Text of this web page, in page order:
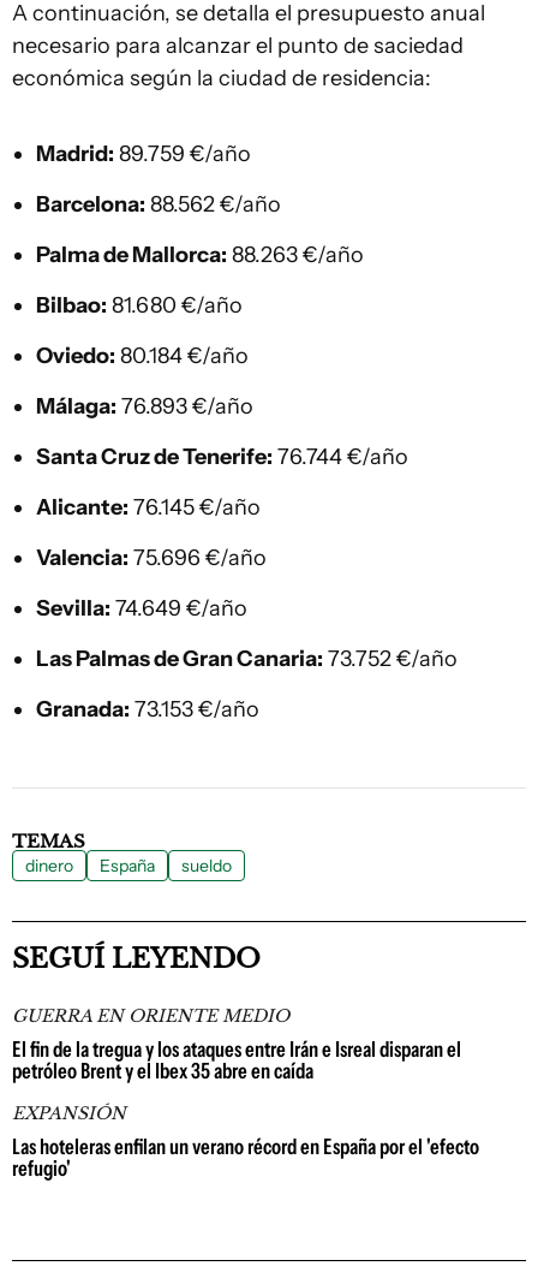
A continuación, se detalla el presupuesto anual
necesario para alcanzar el punto de saciedad
económica según la ciudad de residencia:
Madrid: 89.759 €/año
Barcelona: 88.562 €/año
Palma de Mallorca: 88.263 €/año
Bilbao: 81.680 €/año
Oviedo: 80.184 €/año
Málaga: 76.893 €/año
Santa Cruz de Tenerife: 76.744 €/año
Alicante: 76.145 €/año
Valencia: 75.696 €/año
Sevilla: 74.649 €/año
Las Palmas de Gran Canaria: 73.752 €/año
Granada: 73.153 €/año
TEMAS
dinero España sueldo
SEGUÍ LEYENDO
GUERRA EN ORIENTE MEDIO
El fin de la tregua y los ataques entre Irán e Isreal disparan el
petróleo Brent y el Ibex 35 abre en caída
EXPANSIÓN
Las hoteleras enfilan un verano récord en España por el 'efecto
refugio'